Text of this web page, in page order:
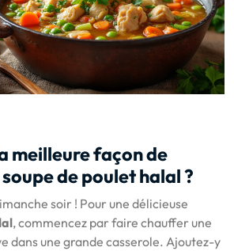
meilleure façon de
de poulet halal ?
soir ! Pour une délicieuse
, commencez par faire chauffer une
dans une grande casserole. Ajoutez-y